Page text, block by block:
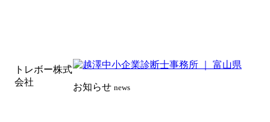
トレボー株式
会社
お知らせ news